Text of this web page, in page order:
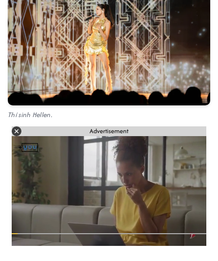
Thí sinh Hellen.
Advertisement